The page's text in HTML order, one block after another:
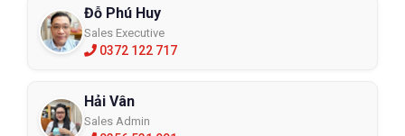
Đỗ Phú Huy
Sales Executive
0372 122 717
Hải Vân
Sales Admin